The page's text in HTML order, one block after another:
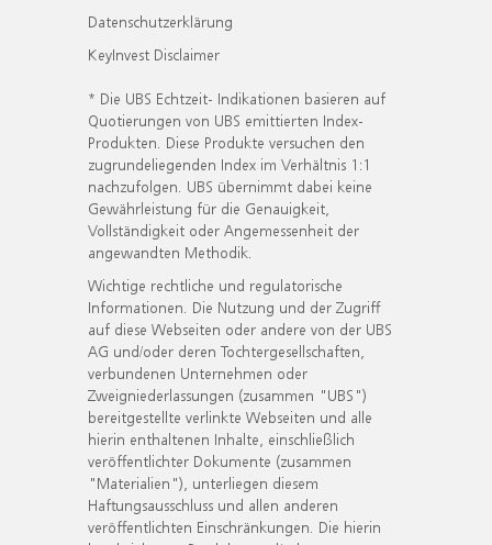
Datenschutzerklärung
KeyInvest Disclaimer
* Die UBS Echtzeit- Indikationen basieren auf
Quotierungen von UBS emittierten Index-
Produkten. Diese Produkte versuchen den
zugrundeliegenden Index im Verhältnis 1:1
nachzufolgen. UBS übernimmt dabei keine
Gewährleistung für die Genauigkeit,
Vollständigkeit oder Angemessenheit der
angewandten Methodik.
Wichtige rechtliche und regulatorische
Informationen. Die Nutzung und der Zugriff
auf diese Webseiten oder andere von der UBS
AG und/oder deren Tochtergesellschaften,
verbundenen Unternehmen oder
Zweigniederlassungen (zusammen "UBS")
bereitgestellte verlinkte Webseiten und alle
hierin enthaltenen Inhalte, einschließlich
veröffentlichter Dokumente (zusammen
"Materialien"), unterliegen diesem
Haftungsausschluss und allen anderen
veröffentlichten Einschränkungen. Die hierin